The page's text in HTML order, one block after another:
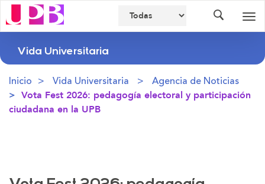
Vida Universitaria
Inicio Vida Universitaria Agencia de Noticias
Vota Fest 2026: pedagogía electoral y participación
ciudadana en la UPB